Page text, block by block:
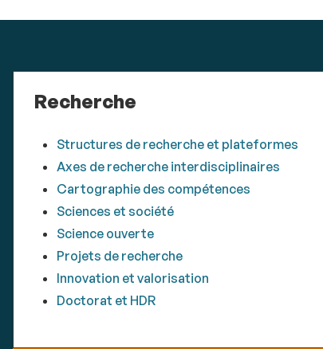
Recherche
Structures de recherche et plateformes
Axes de recherche interdisciplinaires
Cartographie des compétences
Sciences et société
Science ouverte
Projets de recherche
Innovation et valorisation
Doctorat et HDR